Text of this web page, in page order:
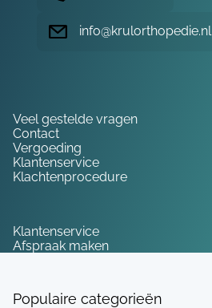
info@krulorthopedie.nl
Veel gestelde vragen
Contact
Vergoeding
Klantenservice
Klachtenprocedure
Klantenservice
Afspraak maken
Populaire categorieën